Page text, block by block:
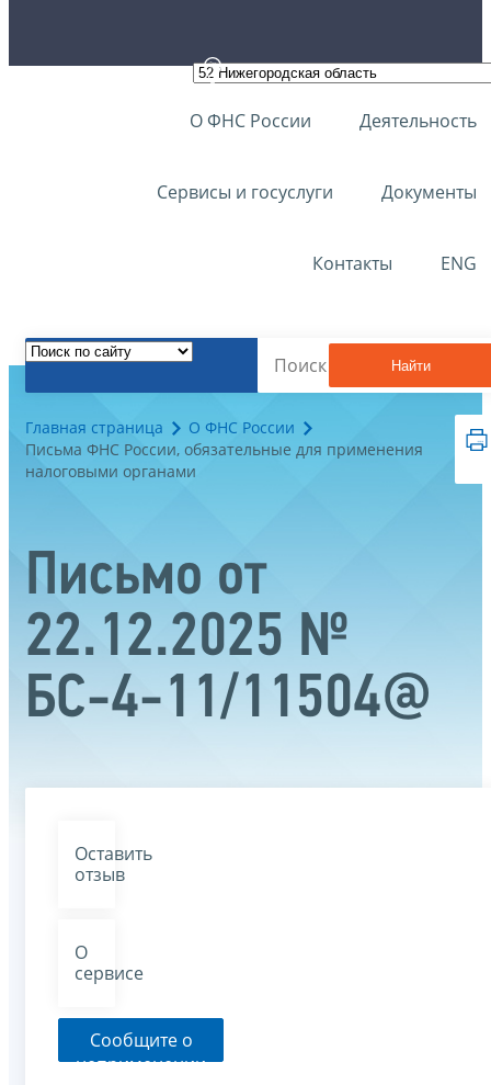
О ФНС России Деятельность
Сервисы и госуслуги Документы
Контакты ENG
Найти
Главная страница
О ФНС России
Письма ФНС России, обязательные для применения
налоговыми органами
Письмо от
22.12.2025 №
БС-4-11/11504@
Оставить
отзыв
О
сервисе
Сообщите о
неприменении